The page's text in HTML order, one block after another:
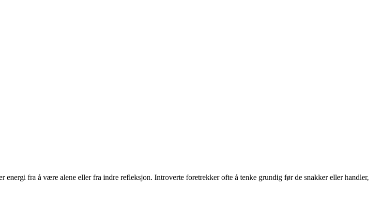
energi fra å være alene eller fra indre refleksjon. Introverte foretrekker ofte å tenke grundig før de snakker eller handler,